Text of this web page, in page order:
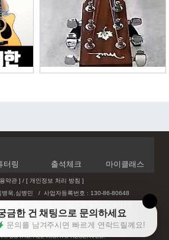
금한 건 채팅으로 문의하세요
문의를 남겨주시면 빠르게 연락드릴께요!
터링 출석체크 마이클래스
약관 ] / [ 개인정보 처리 방침 ]
욱,심병민 /
사업자등록번호 : 130-86-80648
시 상동 534-5 현해프라자 404,405 (주)도약
DOYAC. ALL RIGHTS RESERVED.